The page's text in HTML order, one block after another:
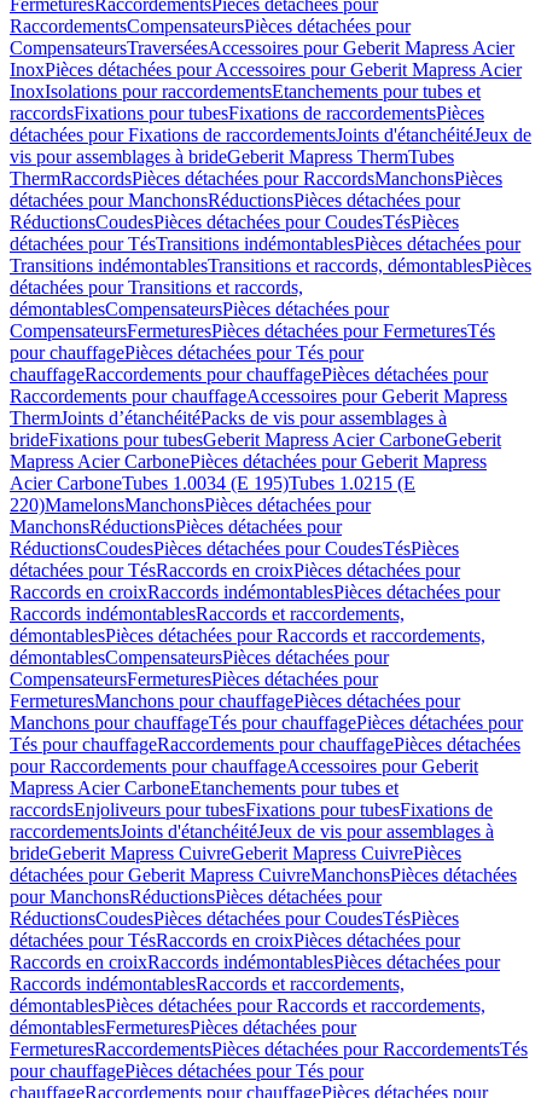
FermeturesRaccordementsPièces détachées pour
RaccordementsCompensateursPièces détachées pour
CompensateursTraverséesAccessoires pour Geberit Mapress Acier
InoxPièces détachées pour Accessoires pour Geberit Mapress Acier
InoxIsolations pour raccordementsEtanchements pour tubes et
raccordsFixations pour tubesFixations de raccordementsPièces
détachées pour Fixations de raccordementsJoints d'étanchéitéJeux de
vis pour assemblages à brideGeberit Mapress ThermTubes
ThermRaccordsPièces détachées pour RaccordsManchonsPièces
détachées pour ManchonsRéductionsPièces détachées pour
RéductionsCoudesPièces détachées pour CoudesTésPièces
détachées pour TésTransitions indémontablesPièces détachées pour
Transitions indémontablesTransitions et raccords, démontablesPièces
détachées pour Transitions et raccords,
démontablesCompensateursPièces détachées pour
CompensateursFermeturesPièces détachées pour FermeturesTés
pour chauffagePièces détachées pour Tés pour
chauffageRaccordements pour chauffagePièces détachées pour
Raccordements pour chauffageAccessoires pour Geberit Mapress
ThermJoints d’étanchéitéPacks de vis pour assemblages à
brideFixations pour tubesGeberit Mapress Acier CarboneGeberit
Mapress Acier CarbonePièces détachées pour Geberit Mapress
Acier CarboneTubes 1.0034 (E 195)Tubes 1.0215 (E
220)MamelonsManchonsPièces détachées pour
ManchonsRéductionsPièces détachées pour
RéductionsCoudesPièces détachées pour CoudesTésPièces
détachées pour TésRaccords en croixPièces détachées pour
Raccords en croixRaccords indémontablesPièces détachées pour
Raccords indémontablesRaccords et raccordements,
démontablesPièces détachées pour Raccords et raccordements,
démontablesCompensateursPièces détachées pour
CompensateursFermeturesPièces détachées pour
FermeturesManchons pour chauffagePièces détachées pour
Manchons pour chauffageTés pour chauffagePièces détachées pour
Tés pour chauffageRaccordements pour chauffagePièces détachées
pour Raccordements pour chauffageAccessoires pour Geberit
Mapress Acier CarboneEtanchements pour tubes et
raccordsEnjoliveurs pour tubesFixations pour tubesFixations de
raccordementsJoints d'étanchéitéJeux de vis pour assemblages à
brideGeberit Mapress CuivreGeberit Mapress CuivrePièces
détachées pour Geberit Mapress CuivreManchonsPièces détachées
pour ManchonsRéductionsPièces détachées pour
RéductionsCoudesPièces détachées pour CoudesTésPièces
détachées pour TésRaccords en croixPièces détachées pour
Raccords en croixRaccords indémontablesPièces détachées pour
Raccords indémontablesRaccords et raccordements,
démontablesPièces détachées pour Raccords et raccordements,
démontablesFermeturesPièces détachées pour
FermeturesRaccordementsPièces détachées pour RaccordementsTés
pour chauffagePièces détachées pour Tés pour
chauffageRaccordements pour chauffagePièces détachées pour